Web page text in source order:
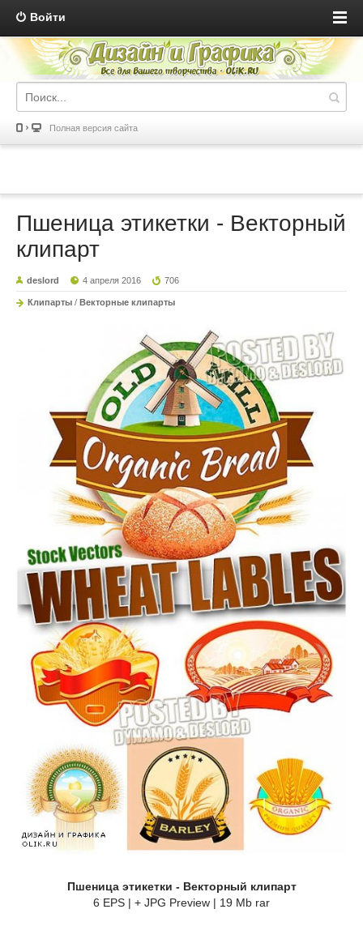
Войти
Полная версия сайта
Пшеница этикетки - Векторный
клипарт
deslord 4 апреля 2016 706
Клипарты / Векторные клипарты
Пшеница этикетки - Векторный клипарт
6 EPS | + JPG Preview | 19 Mb rar